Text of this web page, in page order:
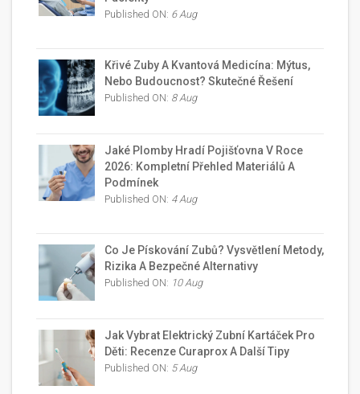
Published ON: 6 Aug
Křivé Zuby A Kvantová Medicína: Mýtus,
Nebo Budoucnost? Skutečné Řešení
Published ON: 8 Aug
Jaké Plomby Hradí Pojišťovna V Roce
2026: Kompletní Přehled Materiálů A
Podmínek
Published ON: 4 Aug
Co Je Pískování Zubů? Vysvětlení Metody,
Rizika A Bezpečné Alternativy
Published ON: 10 Aug
Jak Vybrat Elektrický Zubní Kartáček Pro
Děti: Recenze Curaprox A Další Tipy
Published ON: 5 Aug